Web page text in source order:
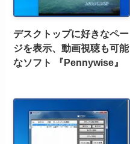
デスクトップに好きなペー
ジを表示、動画視聴も可能
なソフト 『Pennywise』